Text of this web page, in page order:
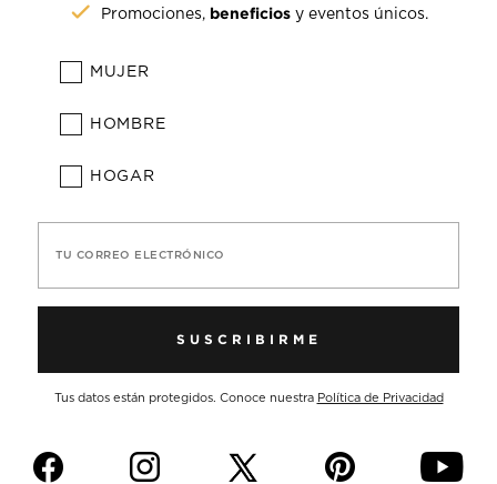
Promociones, beneficios y eventos únicos.
MUJER
HOMBRE
HOGAR
TU CORREO ELECTRÓNICO
SUSCRIBIRME
Tus datos están protegidos. Conoce nuestra Política de Privacidad
f i p y